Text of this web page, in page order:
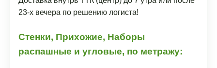
23-х вечера по решению логиста!
Стенки, Прихожие, Наборы
распашные и угловые, по метражу: